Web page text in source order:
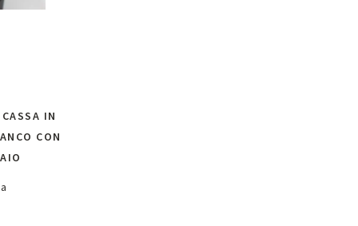
IN
CON